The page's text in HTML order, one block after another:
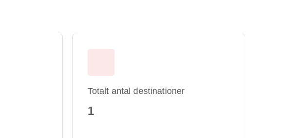
Totalt antal destinationer
1